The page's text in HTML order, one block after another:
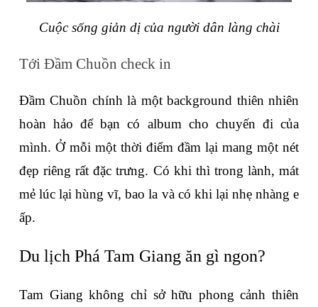
Cuộc sống giản dị của người dân làng chài
Tới Đầm Chuồn check in
Đầm Chuồn chính là một background thiên nhiên
hoàn hảo để bạn có album cho chuyến đi của
mình. Ở mỗi một thời điểm đầm lại mang một nét
đẹp riêng rất đặc trưng. Có khi thì trong lành, mát
mẻ lúc lại hùng vĩ, bao la và có khi lại nhẹ nhàng e
ấp.
Du lịch Phá Tam Giang ăn gì ngon?
Tam Giang không chỉ sở hữu phong cảnh thiên